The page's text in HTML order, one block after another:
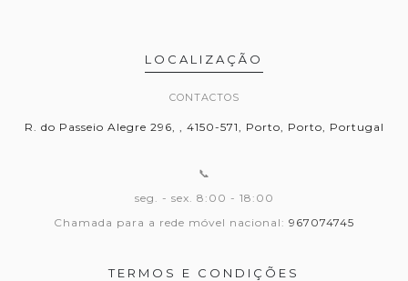
LOCALIZAÇÃO
CONTACTOS
R. do Passeio Alegre 296, , 4150-571, Porto, Porto, Portugal
📞
seg. - sex. 8:00 - 18:00
Chamada para a rede móvel nacional: 967074745
TERMOS E CONDIÇÕES